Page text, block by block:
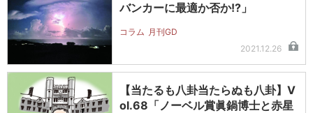
バンカーに最適か否か!?」
コラム 月刊GD
2021.12.26
【当たるも八卦当たらぬも八卦】V
ol.68「ノーベル賞眞鍋博士と赤星